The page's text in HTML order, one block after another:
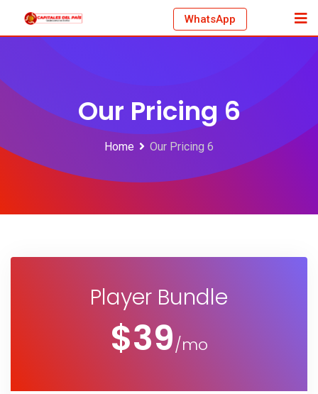
WhatsApp
Our Pricing 6
Home Our Pricing 6
Player Bundle
$39/mo